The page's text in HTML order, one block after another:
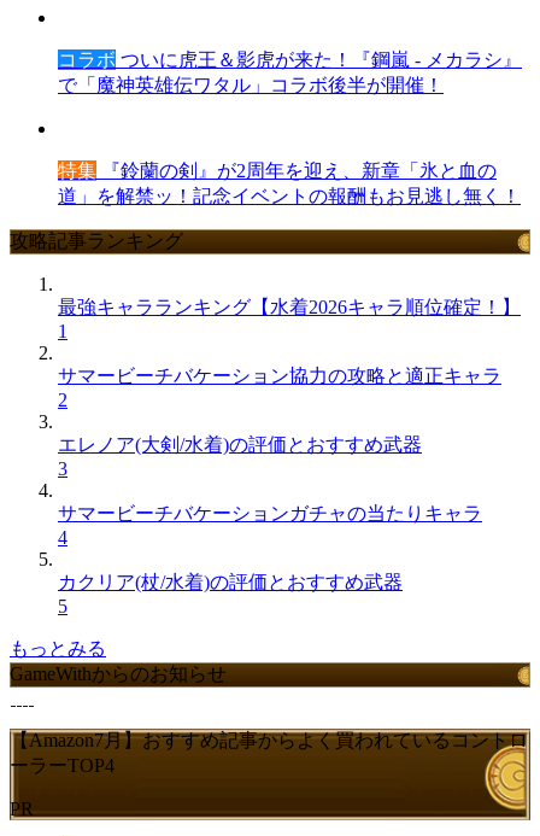
コラボ ついに虎王＆影虎が来た！『鋼嵐 - メカラシ』
で「魔神英雄伝ワタル」コラボ後半が開催！
特集 『鈴蘭の剣』が2周年を迎え、新章「氷と血の
道」を解禁ッ！記念イベントの報酬もお見逃し無く！
攻略記事ランキング
最強キャラランキング【水着2026キャラ順位確定！】
1
サマービーチバケーション協力の攻略と適正キャラ
2
エレノア(大剣/水着)の評価とおすすめ武器
3
サマービーチバケーションガチャの当たりキャラ
4
カクリア(杖/水着)の評価とおすすめ武器
5
もっとみる
GameWithからのお知らせ
【Amazon7月】おすすめ記事からよく買われているコントロ
ーラーTOP4
PR